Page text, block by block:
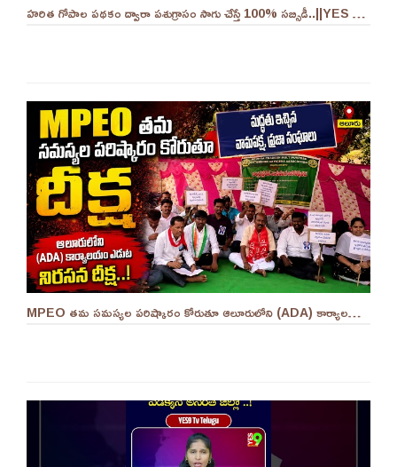
హరిత గోపాల పథకం ద్వారా పశుగ్రాసం సాగు చేస్తే 100% సబ్సిడీ..||YES 9TV
MPEO తమ సమస్యల పరిష్కారం కోరుతూ ఆలూరులోని (ADA) కార్యాలయం ఎదుట దీక్ష ||YES 9TV #kurnool